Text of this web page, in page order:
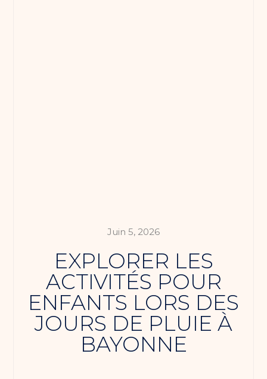
Juin 5, 2026
EXPLORER LES
ACTIVITÉS POUR
ENFANTS LORS DES
JOURS DE PLUIE À
BAYONNE